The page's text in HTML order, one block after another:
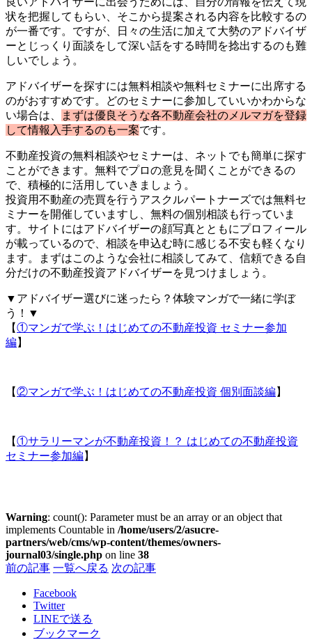
状を把握してもらい、そこから提案される内容を比較するの
が一番です。ですが、日々の生活に加えて大勢のアドバイザ
ーとじっくり面談をして深い話をする時間を捻出するのも難
しいでしょう。
アドバイザーを探すには無料相談や無料セミナーに出席する
のがおすすめです。どのセミナーに参加していいかわからな
い場合は、
まずは優良そうな各不動産会社のメルマガを登録
して情報入手するのも一案です。
不動産投資の無料相談やセミナーは、ネットでも簡単に探す
ことができます。無料でプロの意見を聞くことができるの
で、積極的に活用していきましょう。
投資用不動産の売買を行うアスクルパートナーズでは無料セ
ミナーを開催していますし、無料の個別相談も行っていま
す。サイトにはアドバイザーの顔写真とともにプロフィール
が載っているので、相談を申込む時に感じる不安も軽くなり
ます。まずはこのような会社に相談してみて、信頼できる自
分だけの不動産投資アドバイザーを見つけましょう。
▼アドバイザー選びに迷ったら？体験マンガで一緒に学ぼ
う！▼
【①マンガで学ぶ！はじめての不動産投資 セミナー参加
編】
【②マンガで学ぶ！はじめての不動産投資 個別面談編】
【①サラリーマンが不動産投資！？ はじめての不動産投資
セミナー参加編】
Warning: count(): Parameter must be an array or an object that
implements Countable in /home/users/2/asucre-
partners/web/cms/wp-content/themes/owners-
journal03/single.php on line 38
前の記事 一覧へ戻る 次の記事
Facebook
Twitter
LINEで送る
ブックマーク